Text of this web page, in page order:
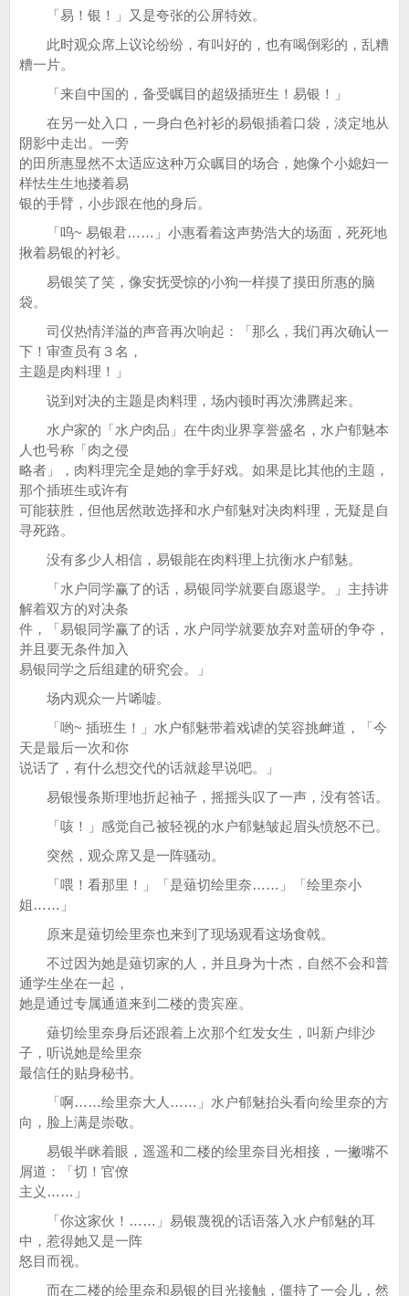
「易！银！」又是夸张的公屏特效。
此时观众席上议论纷纷，有叫好的，也有喝倒彩的，乱糟
糟一片。
「来自中国的，备受瞩目的超级插班生！易银！」
在另一处入口，一身白色衬衫的易银插着口袋，淡定地从
阴影中走出。一旁
的田所惠显然不太适应这种万众瞩目的场合，她像个小媳妇一
样怯生生地搂着易
银的手臂，小步跟在他的身后。
「呜~ 易银君……」小惠看着这声势浩大的场面，死死地
揪着易银的衬衫。
易银笑了笑，像安抚受惊的小狗一样摸了摸田所惠的脑
袋。
司仪热情洋溢的声音再次响起：「那么，我们再次确认一
下！审查员有３名，
主题是肉料理！」
说到对决的主题是肉料理，场内顿时再次沸腾起来。
水户家的「水户肉品」在牛肉业界享誉盛名，水户郁魅本
人也号称「肉之侵
略者」，肉料理完全是她的拿手好戏。如果是比其他的主题，
那个插班生或许有
可能获胜，但他居然敢选择和水户郁魅对决肉料理，无疑是自
寻死路。
没有多少人相信，易银能在肉料理上抗衡水户郁魅。
「水户同学赢了的话，易银同学就要自愿退学。」主持讲
解着双方的对决条
件，「易银同学赢了的话，水户同学就要放弃对盖研的争夺，
并且要无条件加入
易银同学之后组建的研究会。」
场内观众一片唏嘘。
「哟~ 插班生！」水户郁魅带着戏谑的笑容挑衅道，「今
天是最后一次和你
说话了，有什么想交代的话就趁早说吧。」
易银慢条斯理地折起袖子，摇摇头叹了一声，没有答话。
「咳！」感觉自己被轻视的水户郁魅皱起眉头愤怒不已。
突然，观众席又是一阵骚动。
「喂！看那里！」「是薙切绘里奈……」「绘里奈小
姐……」
原来是薙切绘里奈也来到了现场观看这场食戟。
不过因为她是薙切家的人，并且身为十杰，自然不会和普
通学生坐在一起，
她是通过专属通道来到二楼的贵宾座。
薙切绘里奈身后还跟着上次那个红发女生，叫新户绯沙
子，听说她是绘里奈
最信任的贴身秘书。
「啊……绘里奈大人……」水户郁魅抬头看向绘里奈的方
向，脸上满是崇敬。
易银半眯着眼，遥遥和二楼的绘里奈目光相接，一撇嘴不
屑道：「切！官僚
主义……」
「你这家伙！……」易银蔑视的话语落入水户郁魅的耳
中，惹得她又是一阵
怒目而视。
而在二楼的绘里奈和易银的目光接触，僵持了一会儿，然